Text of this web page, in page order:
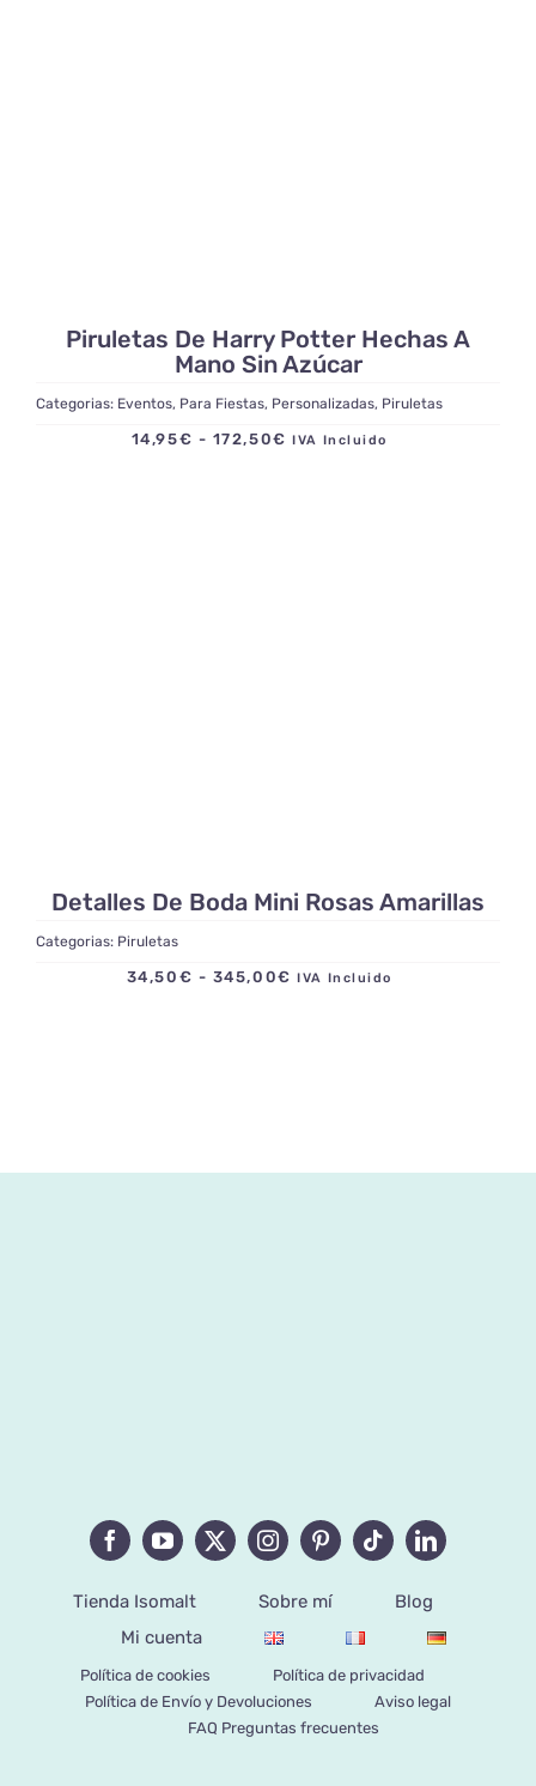
Piruletas De Harry Potter Hechas A
Mano Sin Azúcar
Categorias: Eventos, Para Fiestas, Personalizadas, Piruletas
14,95€ - 172,50€ Rango
IVA Incluido
Detalles De Boda Mini Rosas Amarillas
Categorias: Piruletas
34,50 € - 345,00€ Rango
IVA Incluido
Tienda Isomalt Sobre mí
Blog
Mi cuenta
Política de cookies
Política de privacidad
Política de Envío y Devoluciones
Aviso legal
FAQ Preguntas frecuentes